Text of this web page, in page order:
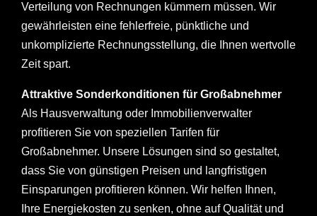
Verteilung von Rechnungen kümmern müssen. Wir
gewährleisten eine fehlerfreie, pünktliche und
unkomplizierte Rechnungsstellung, die Ihnen wertvolle
Zeit spart.
Attraktive Sonderkonditionen für Großabnehmer
Als Hausverwaltung oder Immobilienverwalter
profitieren Sie von speziellen Tarifen für
Großabnehmer. Unsere Lösungen sind so gestaltet,
dass Sie von günstigen Preisen und langfristigen
Einsparungen profitieren können. Wir helfen Ihnen,
Ihre Energiekosten zu senken, ohne auf Qualität und